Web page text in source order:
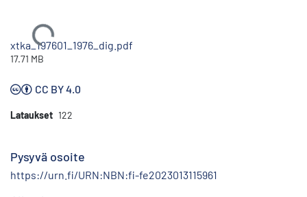
Ladataan...
xtka_197601_1976_dig.pdf
17.71 MB
CC BY 4.0
Lataukset 122
Pysyvä osoite
https://urn.fi/URN:NBN:fi-fe2023013115961